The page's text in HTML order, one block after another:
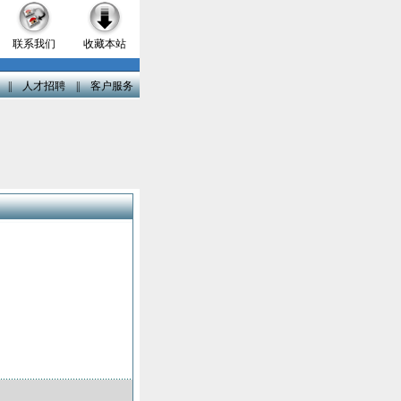
联系我们 收藏本站
人才招聘||客户服务